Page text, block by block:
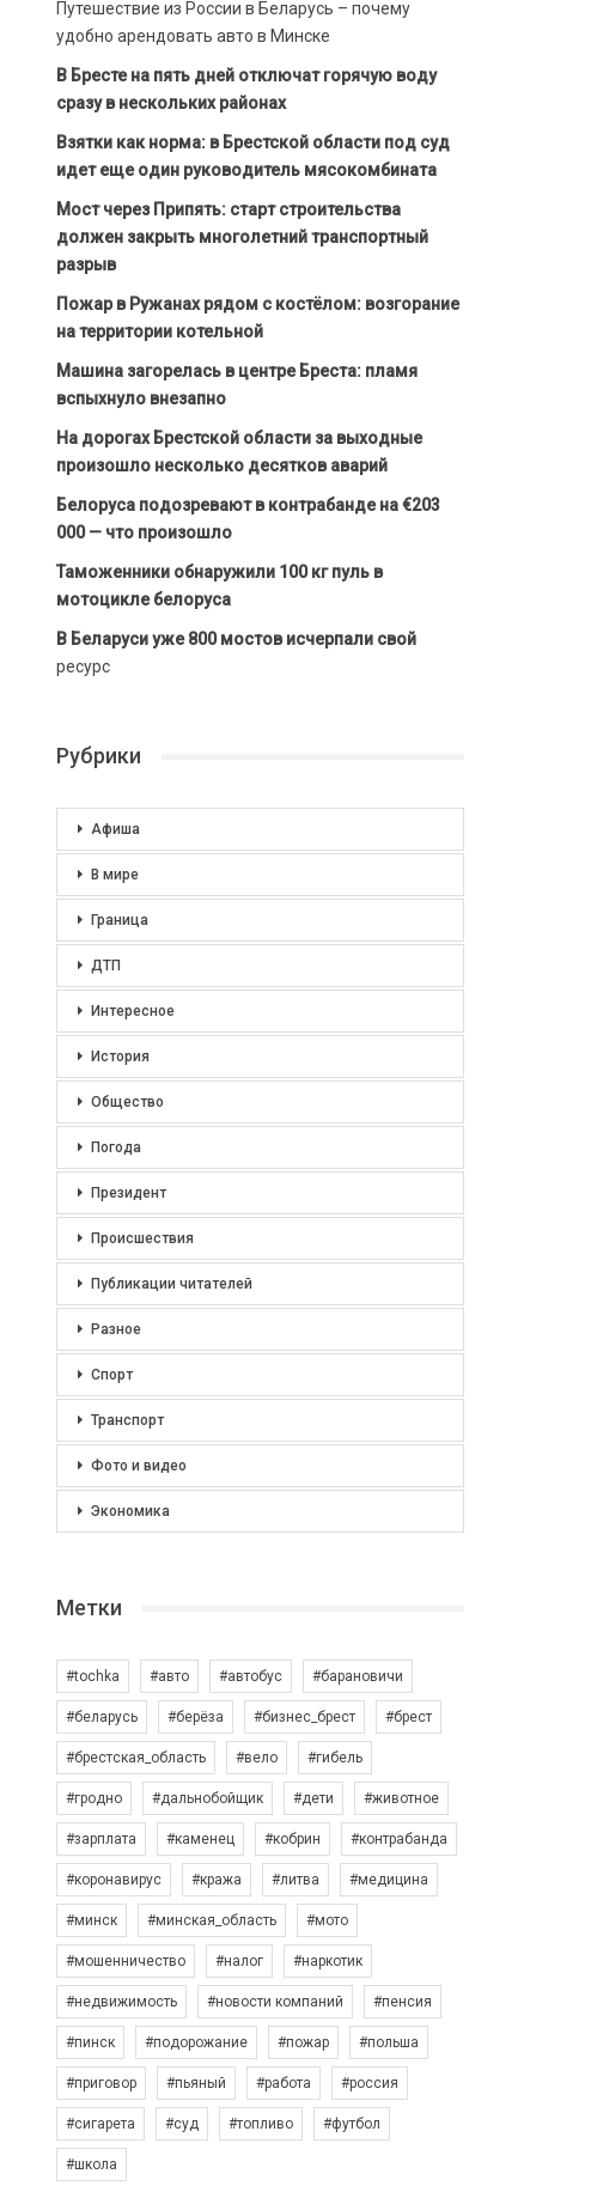
Путешествие из России в Беларусь – почему
удобно арендовать авто в Минске
В Бресте на пять дней отключат горячую воду
сразу в нескольких районах
Взятки как норма: в Брестской области под суд
идет еще один руководитель мясокомбината
Мост через Припять: старт строительства
должен закрыть многолетний транспортный
разрыв
Пожар в Ружанах рядом с костёлом: возгорание
на территории котельной
Машина загорелась в центре Бреста: пламя
вспыхнуло внезапно
На дорогах Брестской области за выходные
произошло несколько десятков аварий
Белоруса подозревают в контрабанде на €203
000 — что произошло
Таможенники обнаружили 100 кг пуль в
мотоцикле белоруса
В Беларуси уже 800 мостов исчерпали свой
ресурс
Рубрики
Афиша
В мире
Граница
ДТП
Интересное
История
Общество
Погода
Президент
Происшествия
Публикации читателей
Разное
Спорт
Транспорт
Фото и видео
Экономика
Метки
#tochka #авто #автобус #барановичи
#беларусь #берёза #бизнес_брест #брест
#брестская_область #вело #гибель
#гродно #дальнобойщик #дети #животное
#зарплата #каменец #кобрин #контрабанда
#коронавирус #кража #литва #медицина
#минск #минская_область #мото
#мошенничество #налог #наркотик
#недвижимость #новости компаний #пенсия
#пинск #подорожание #пожар #польша
#приговор #пьяный #работа #россия
#сигарета #суд #топливо #футбол
#школа